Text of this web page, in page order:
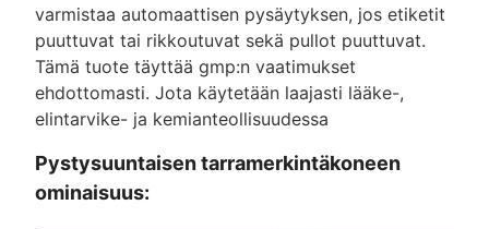
varmistaa automaattisen pysäytyksen, jos etiketit
puuttuvat tai rikkoutuvat sekä pullot puuttuvat.
Tämä tuote täyttää gmp:n vaatimukset
ehdottomasti. Jota käytetään laajasti lääke-,
elintarvike- ja kemianteollisuudessa
Pystysuuntaisen tarramerkintäkoneen
ominaisuus: